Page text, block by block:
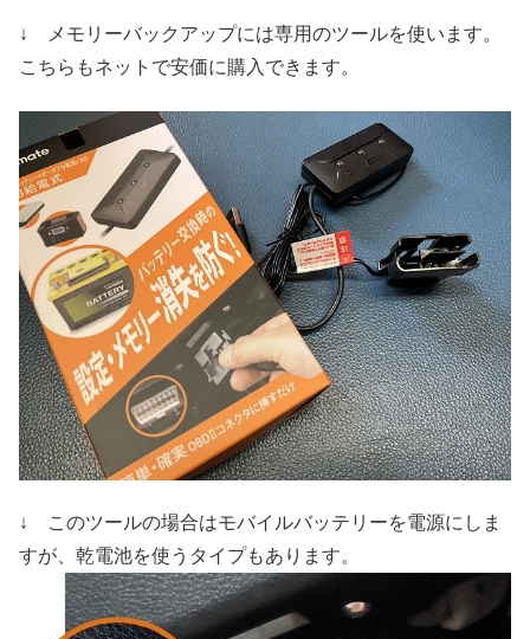
↓ メモリーバックアップには専用のツールを使います。
こちらもネットで安価に購入できます。
↓ このツールの場合はモバイルバッテリーを電源にしま
すが、乾電池を使うタイプもあります。